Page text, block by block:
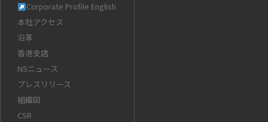
Corporate Profile English
本社アクセス
沿革
香港支店
NSニュース
プレスリリース
組織図
CSR